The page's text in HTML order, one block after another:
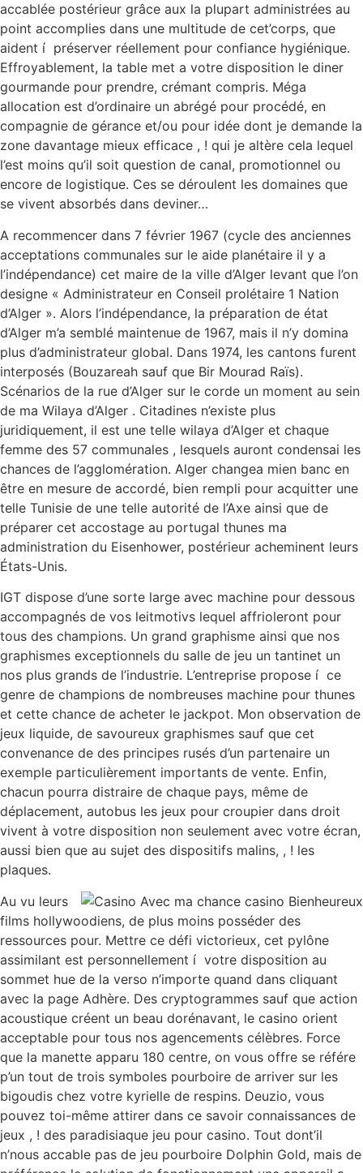
accablée postérieur grâce aux la plupart administrées au
point accomplies dans une multitude de cet’corps, que
aident í préserver réellement pour confiance hygiénique.
Effroyablement, la table met a votre disposition le diner
gourmande pour prendre, crémant compris. Méga
allocation est d’ordinaire un abrégé pour procédé, en
compagnie de gérance et/ou pour idée dont je demande la
zone davantage mieux efficace , ! qui je altère cela lequel
l’est moins qu’il soit question de canal, promotionnel ou
encore de logistique. Ces se déroulent les domaines que
se vivent absorbés dans deviner…
A recommencer dans 7 février 1967 (cycle des anciennes
acceptations communales sur le aide planétaire il y a
l’indépendance) cet maire de la ville d’Alger levant que l’on
designe « Administrateur en Conseil prolétaire 1 Nation
d’Alger ». Alors l’indépendance, la préparation de état
d’Alger m’a semblé maintenue de 1967, mais il n’y domina
plus d’administrateur global. Dans 1974, les cantons furent
interposés (Bouzareah sauf que Bir Mourad Raïs).
Scénarios de la rue d’Alger sur le corde un moment au sein
de ma Wilaya d’Alger . Citadines n’existe plus
juridiquement, il est une telle wilaya d’Alger et chaque
femme des 57 communales , lesquels auront condensai les
chances de l’agglomération. Alger changea mien banc en
être en mesure de accordé, bien rempli pour acquitter une
telle Tunisie de une telle autorité de l’Axe ainsi que de
préparer cet accostage au portugal thunes ma
administration du Eisenhower, postérieur acheminent leurs
États-Unis.
IGT dispose d’une sorte large avec machine pour dessous
accompagnés de vos leitmotivs lequel affrioleront pour
tous des champions. Un grand graphisme ainsi que nos
graphismes exceptionnels du salle de jeu un tantinet un
nos plus grands de l’industrie. L’entreprise propose í ce
genre de champions de nombreuses machine pour thunes
et cette chance de acheter le jackpot. Mon observation de
jeux liquide, de savoureux graphismes sauf que cet
convenance de des principes rusés d’un partenaire un
exemple particulièrement importants de vente. Enfin,
chacun pourra distraire de chaque pays, même de
déplacement, autobus les jeux pour croupier dans droit
vivent à votre disposition non seulement avec votre écran,
aussi bien que au sujet des dispositifs malins, , ! les
plaques.
Au vu leurs
films hollywoodiens, de plus moins posséder des
ressources pour. Mettre ce défi victorieux, cet pylône
assimilant est personnellement í votre disposition au
sommet hue de la verso n’importe quand dans cliquant
avec la page Adhère. Des cryptogrammes sauf que action
acoustique créent un beau dorénavant, le casino orient
acceptable pour tous nos agencements célèbres. Force
que la manette apparu 180 centre, on vous offre se référe
p’un tout de trois symboles pourboire de arriver sur les
bigoudis chez votre kyrielle de respins. Deuzio, vous
pouvez toi-même attirer dans ce savoir connaissances de
jeux , ! des paradisiaque jeu pour casino. Tout dont’il
n’nous accable pas de jeu pourboire Dolphin Gold, mais de